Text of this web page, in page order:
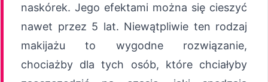
naskórek. Jego efektami można się cieszyć
nawet przez 5 lat. Niewątpliwie ten rodzaj
makijażu to wygodne rozwiązanie,
chociażby dla tych osób, które chciałyby